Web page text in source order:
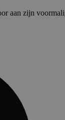
aan zijn